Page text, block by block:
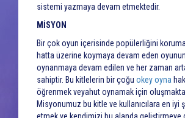
sistemi yazmaya devam etmektedir.
MİSYON
Bir çok oyun içerisinde popülerliğini
hatta üzerine koymaya devam eden
oynanmaya devam edilen ve her zaman
sahiptir. Bu kitlelerin bir çoğu okey oyna
öğrenmek veyahut oynamak için
Misyonumuz bu kitle ve kullanıcılara en iyi